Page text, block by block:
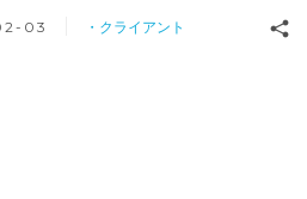
03 ・クライアント